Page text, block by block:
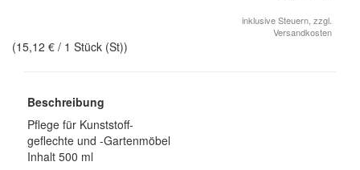
inklusive Steuern, zzgl.
Versandkosten
(15,12 € / 1 Stück (St))
Beschreibung
Pflege für Kunststoff-
geflechte und -Gartenmöbel
Inhalt 500 ml